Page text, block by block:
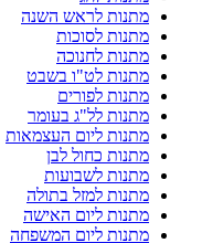
מתנות לראש השנה
מתנות לסוכות
מתנות לחנוכה
מתנות לט"ו בשבט
מתנות לפורים
מתנות לל"ג בעומר
מתנות ליום העצמאות
מתנות כחול לבן
מתנות לשבועות
מתנות למזל בתולה
מתנות ליום האישה
מתנות ליום המשפחה